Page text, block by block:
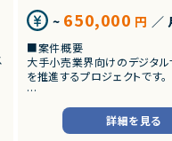
~ 650,000 円 ／
■案件概要
大手小売業界向けのデジタ
を推進するプロジェクトです。
■プロダクトやサービスの概
・店舗向けスマホアプリおよ
システムの継続的なエンハ
詳細を見る